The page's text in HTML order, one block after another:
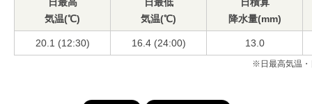
気温(℃)
気温(℃)
降水量(mm)
20.1 (12:30) 16.4 (24:00) 13.0
※日最高気温・